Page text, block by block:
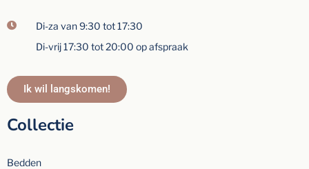
Di-za van 9:30 tot 17:30
Di-vrij 17:30 tot 20:00 op afspraak
Ik wil langskomen!
Collectie
Bedden